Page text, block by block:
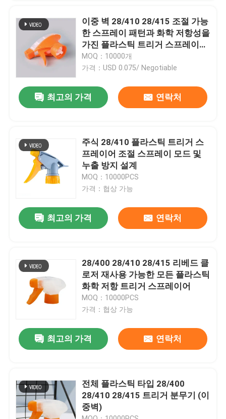
제품
우리에 대하여
품질 관리
뉴스
경우
소형 방아쇠 스프레이어
이중 벽 28/410 28/415 조절 가능
한 스프레이 패턴과 화학 저항성을
가진 플라스틱 트리거 스프레이어
를 사용하기 쉽습니다.
MOQ：10000개
가격：USD 0.075/ Negotiable
최고의 가격 연락처
주식 28/410 플라스틱 트리거 스
프레이어 조절 스프레이 모드 및
누출 방지 설계
MOQ：10000PCS
가격：협상 가능
최고의 가격 연락처
28/400 28/410 28/415 리베드 클
로저 재사용 가능한 모든 플라스틱
화학 저항 트리거 스프레이어
MOQ：10000PCS
가격：협상 가능
최고의 가격 연락처
전체 플라스틱 타입 28/400
28/410 28/415 트리거 분무기 (이
중벽)